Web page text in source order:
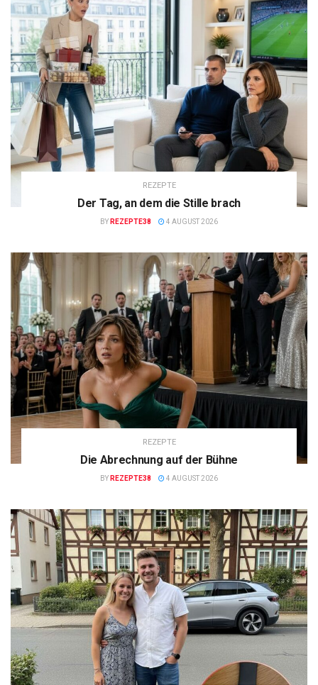
REZEPTE
Der Tag, an dem die Stille brach
BY REZEPTE38 4 AUGUST 2026
REZEPTE
Die Abrechnung auf der Bühne
BY REZEPTE38 4 AUGUST 2026